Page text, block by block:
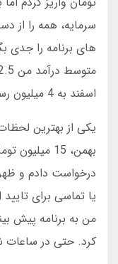
سرمایه، همه را
اسفند به 4 میلیون رسید.
یکی از بهترین
بهمن، 15
درخواست دادم و
یا تماسی برای
من به برنامه پیش
کرد. حتی در ساعات